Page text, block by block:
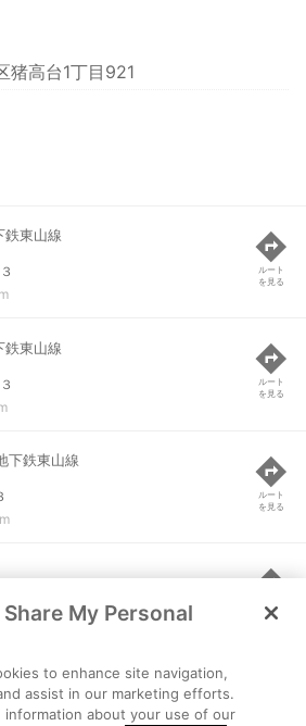
猪高台1丁目921
鉄東山線
ルート
を見る
鉄東山線
ルート
を見る
下鉄東山線
ルート
を見る
ルート
を見る
東山線
My Personal
to enhance site navigation,
assist in our marketing efforts.
information about your use of our